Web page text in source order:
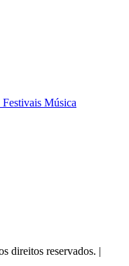
direitos reservados. |